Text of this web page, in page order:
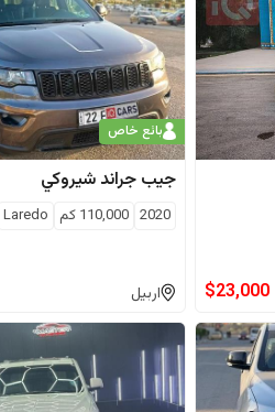
$23,000
بائع خاص
جيب جراند شيروكي
2020
110,000 كم Laredo
اربيل